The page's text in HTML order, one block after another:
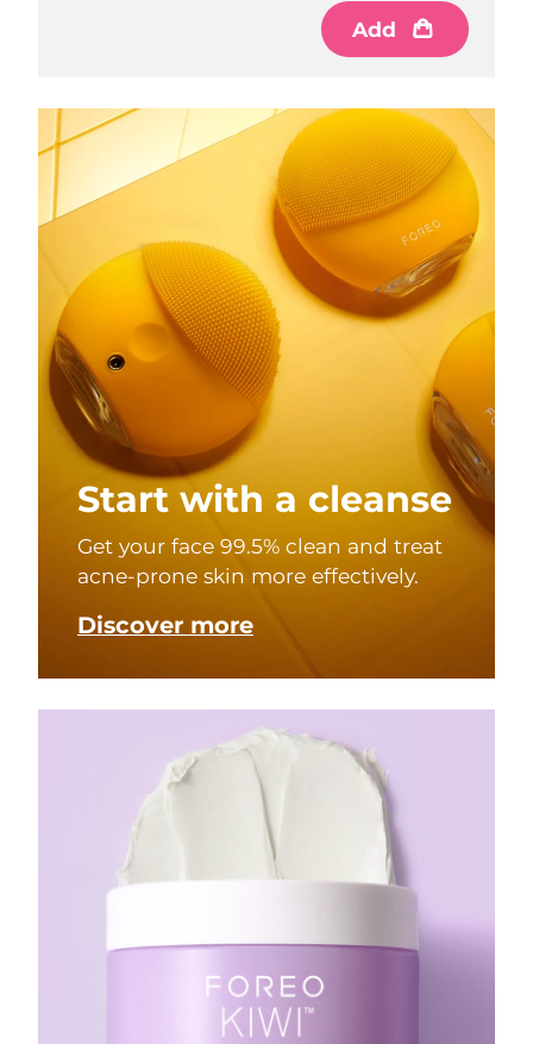
Add
Start with a cleanse
Get your face 99.5% clean and treat
acne-prone skin more effectively.
Discover more